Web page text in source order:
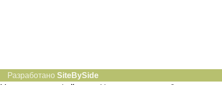
Разработано SiteBySide